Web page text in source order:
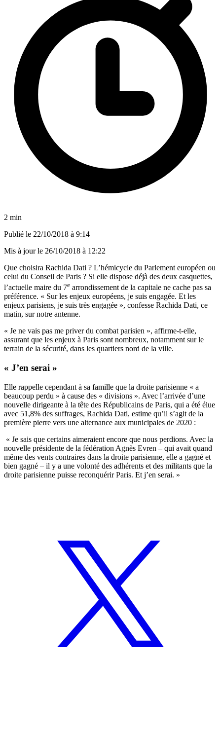
2 min
Publié le 22/10/2018 à 9:14
Mis à jour le 26/10/2018 à 12:22
Que choisira Rachida Dati ? L’hémicycle du Parlement européen ou
celui du Conseil de Paris ? Si elle dispose déjà des deux casquettes,
l’actuelle maire du 7e arrondissement de la capitale ne cache pas sa
préférence. « Sur les enjeux européens, je suis engagée. Et les
enjeux parisiens, je suis très engagée », confesse Rachida Dati, ce
matin, sur notre antenne.
« Je ne vais pas me priver du combat parisien », affirme-t-elle,
assurant que les enjeux à Paris sont nombreux, notamment sur le
terrain de la sécurité, dans les quartiers nord de la ville.
« J’en serai »
Elle rappelle cependant à sa famille que la droite parisienne « a
beaucoup perdu » à cause des « divisions ». Avec l’arrivée d’une
nouvelle dirigeante à la tête des Républicains de Paris, qui a été élue
avec 51,8% des suffrages, Rachida Dati, estime qu’il s’agit de la
première pierre vers une alternance aux municipales de 2020 :
« Je sais que certains aimeraient encore que nous perdions. Avec la
nouvelle présidente de la fédération Agnès Evren – qui avait quand
même des vents contraires dans la droite parisienne, elle a gagné et
bien gagné – il y a une volonté des adhérents et des militants que la
droite parisienne puisse reconquérir Paris. Et j’en serai. »